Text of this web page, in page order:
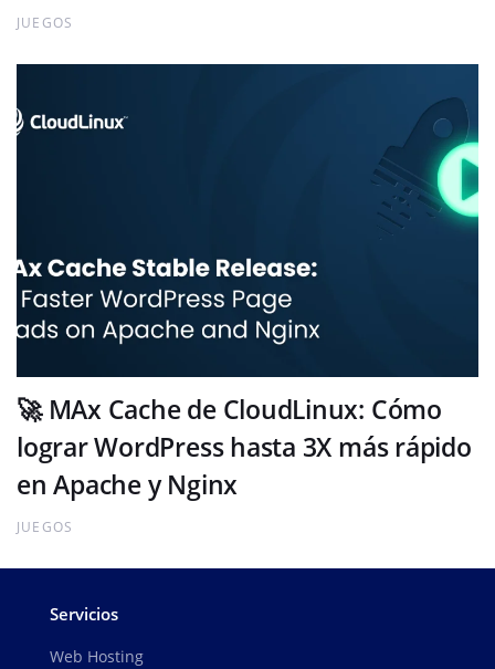
JUEGOS
🚀 MAx Cache de CloudLinux: Cómo
lograr WordPress hasta 3X más rápido
en Apache y Nginx
JUEGOS
Servicios
Web Hosting